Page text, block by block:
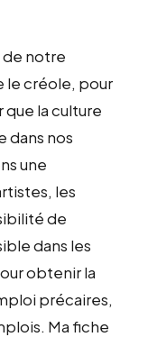
de notre
le créole, pour
que la culture
dans nos
une
les
de
dans les
obtenir la
précaires,
Ma fiche